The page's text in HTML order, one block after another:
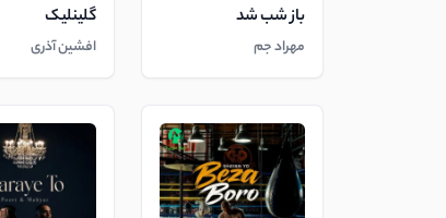
باز شب شد
مهراد جم
گلینلیک
افشین آذری